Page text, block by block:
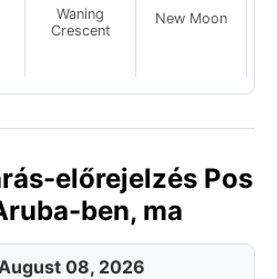
Waning
Crescent
New Moon
előrejelzés Pos
ben, ma
08, 2026